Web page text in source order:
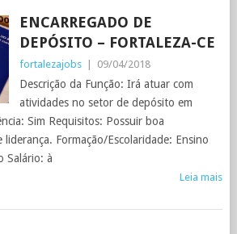
ENCARREGADO DE
DEPÓSITO – FORTALEZA-CE
fortalezajobs 09/04/2018
Descrição da Função: Irá atuar com
atividades no setor de depósito em
Sim Requisitos: Possuir boa
liderança. Formação/Escolaridade: Ensino
Salário: à
Leia mais